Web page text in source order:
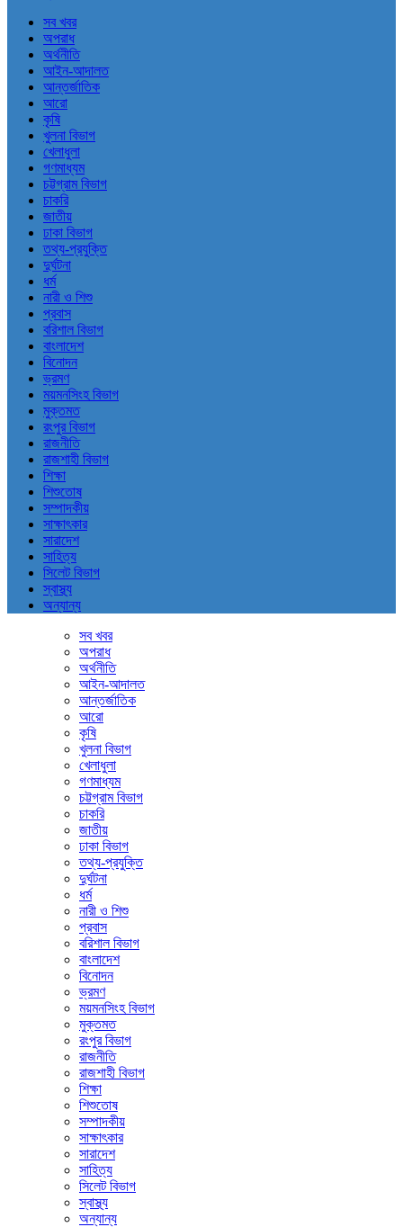
সব খবর
অপরাধ
অর্থনীতি
আইন-আদালত
আন্তর্জাতিক
আরো
কৃষি
খুলনা বিভাগ
খেলাধুলা
গণমাধ্যম
চট্টগ্রাম বিভাগ
চাকরি
জাতীয়
ঢাকা বিভাগ
তথ্য-প্রযুক্তি
দুর্ঘটনা
ধর্ম
নারী ও শিশু
প্রবাস
বরিশাল বিভাগ
বাংলাদেশ
বিনোদন
ভ্রমণ
ময়মনসিংহ বিভাগ
মুক্তমত
রংপুর বিভাগ
রাজনীতি
রাজশাহী বিভাগ
শিক্ষা
শিশুতোষ
সম্পাদকীয়
সাক্ষাৎকার
সারাদেশ
সাহিত্য
সিলেট বিভাগ
স্বাস্থ্য
অন্যান্য
সব খবর
অপরাধ
অর্থনীতি
আইন-আদালত
আন্তর্জাতিক
আরো
কৃষি
খুলনা বিভাগ
খেলাধুলা
গণমাধ্যম
চট্টগ্রাম বিভাগ
চাকরি
জাতীয়
ঢাকা বিভাগ
তথ্য-প্রযুক্তি
দুর্ঘটনা
ধর্ম
নারী ও শিশু
প্রবাস
বরিশাল বিভাগ
বাংলাদেশ
বিনোদন
ভ্রমণ
ময়মনসিংহ বিভাগ
মুক্তমত
রংপুর বিভাগ
রাজনীতি
রাজশাহী বিভাগ
শিক্ষা
শিশুতোষ
সম্পাদকীয়
সাক্ষাৎকার
সারাদেশ
সাহিত্য
সিলেট বিভাগ
স্বাস্থ্য
অন্যান্য